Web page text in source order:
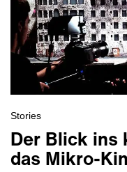
Stories
Der Blick ins
das Mikro-